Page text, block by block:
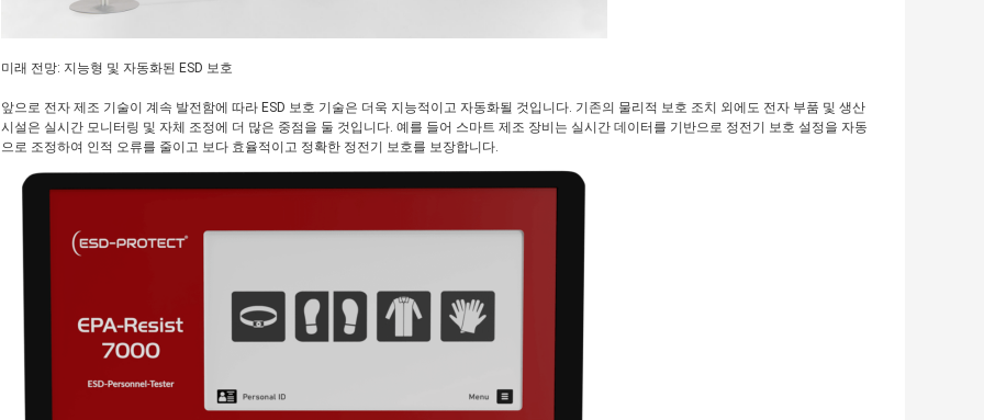
미래 전망: 지능형 및 자동화된 ESD 보호
앞으로 전자 제조 기술이 계속 발전함에 따라 ESD 보호 기술은 더욱 지능적이고 자동화될 것입니다. 기존의 물리적 보호 조치 외에도 전자 부품 및 생산
시설은 실시간 모니터링 및 자체 조정에 더 많은 중점을 둘 것입니다. 예를 들어 스마트 제조 장비는 실시간 데이터를 기반으로 정전기 보호 설정을 자동
으로 조정하여 인적 오류를 줄이고 보다 효율적이고 정확한 정전기 보호를 보장합니다.